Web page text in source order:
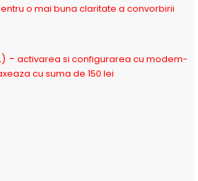
o mai buna claritate a convorbirii
- activarea si configurarea cu modem-
cu suma de 150 lei